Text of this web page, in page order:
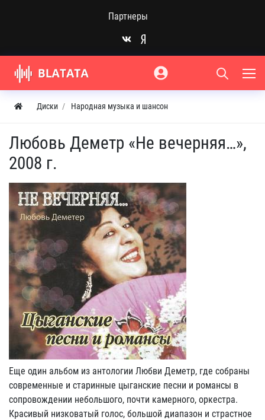
Партнеры
Диски Народная музыка и шансон
Любовь Деметр «Не вечерняя…»,
2008 г.
Еще один альбом из антологии Любви Деметр, где собраны
современные и старинные цыганские песни и романсы в
сопровождении небольшого, почти камерного, оркестра.
Красивый низковатый голос, большой диапазон и страстное